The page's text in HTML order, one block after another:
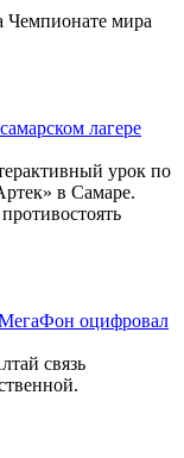
Чемпионате мира
лагере
урок по
в Самаре.
оцифровал
связь